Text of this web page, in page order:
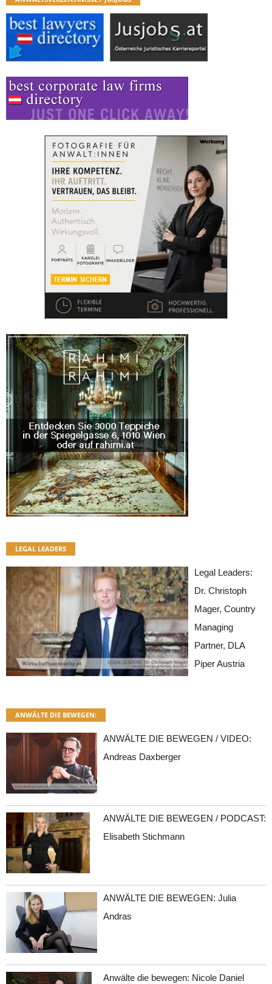
LEGAL LEADERS
Legal Leaders:
Dr. Christoph
Mager, Country
Managing
Partner, DLA
Piper Austria
ANWÄLTE DIE BEWEGEN:
ANWÄLTE DIE BEWEGEN / VIDEO:
Andreas Daxberger
ANWÄLTE DIE BEWEGEN / PODCAST:
Elisabeth Stichmann
ANWÄLTE DIE BEWEGEN: Julia
Andras
Anwälte die bewegen: Nicole Daniel